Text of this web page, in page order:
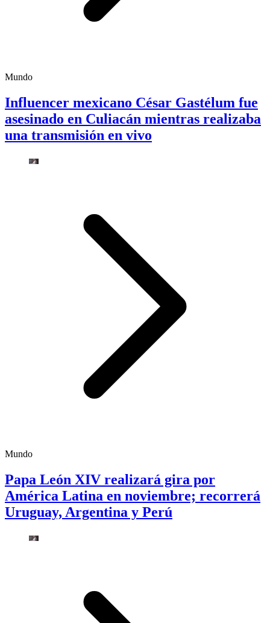
Mundo
Influencer mexicano César Gastélum fue
asesinado en Culiacán mientras realizaba
una transmisión en vivo
Mundo
Papa León XIV realizará gira por
América Latina en noviembre; recorrerá
Uruguay, Argentina y Perú